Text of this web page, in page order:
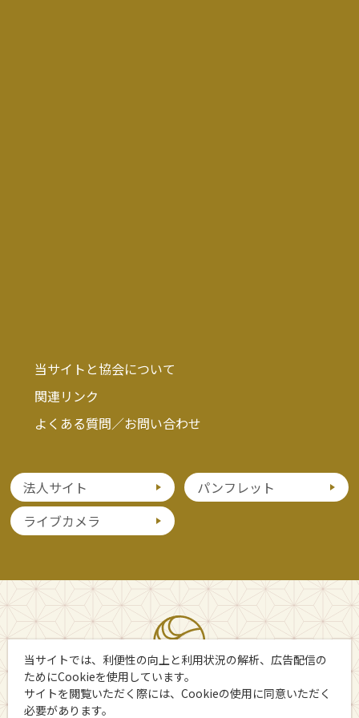
当サイトと協会について
関連リンク
よくある質問／お問い合わせ
法人サイト
パンフレット
ライブカメラ
当サイトでは、利便性の向上と利用状況の解析、広告配信の
ためにCookieを使用しています。
サイトを閲覧いただく際には、Cookieの使用に同意いただく
必要があります。